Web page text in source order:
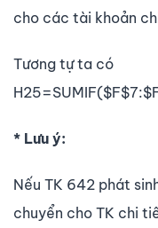
cho các tài khoản
Tương tự ta có
* Lưu ý:
Nếu TK 642 phát
chuyển cho TK chi